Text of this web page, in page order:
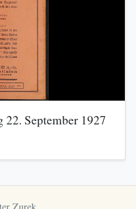
September 1927